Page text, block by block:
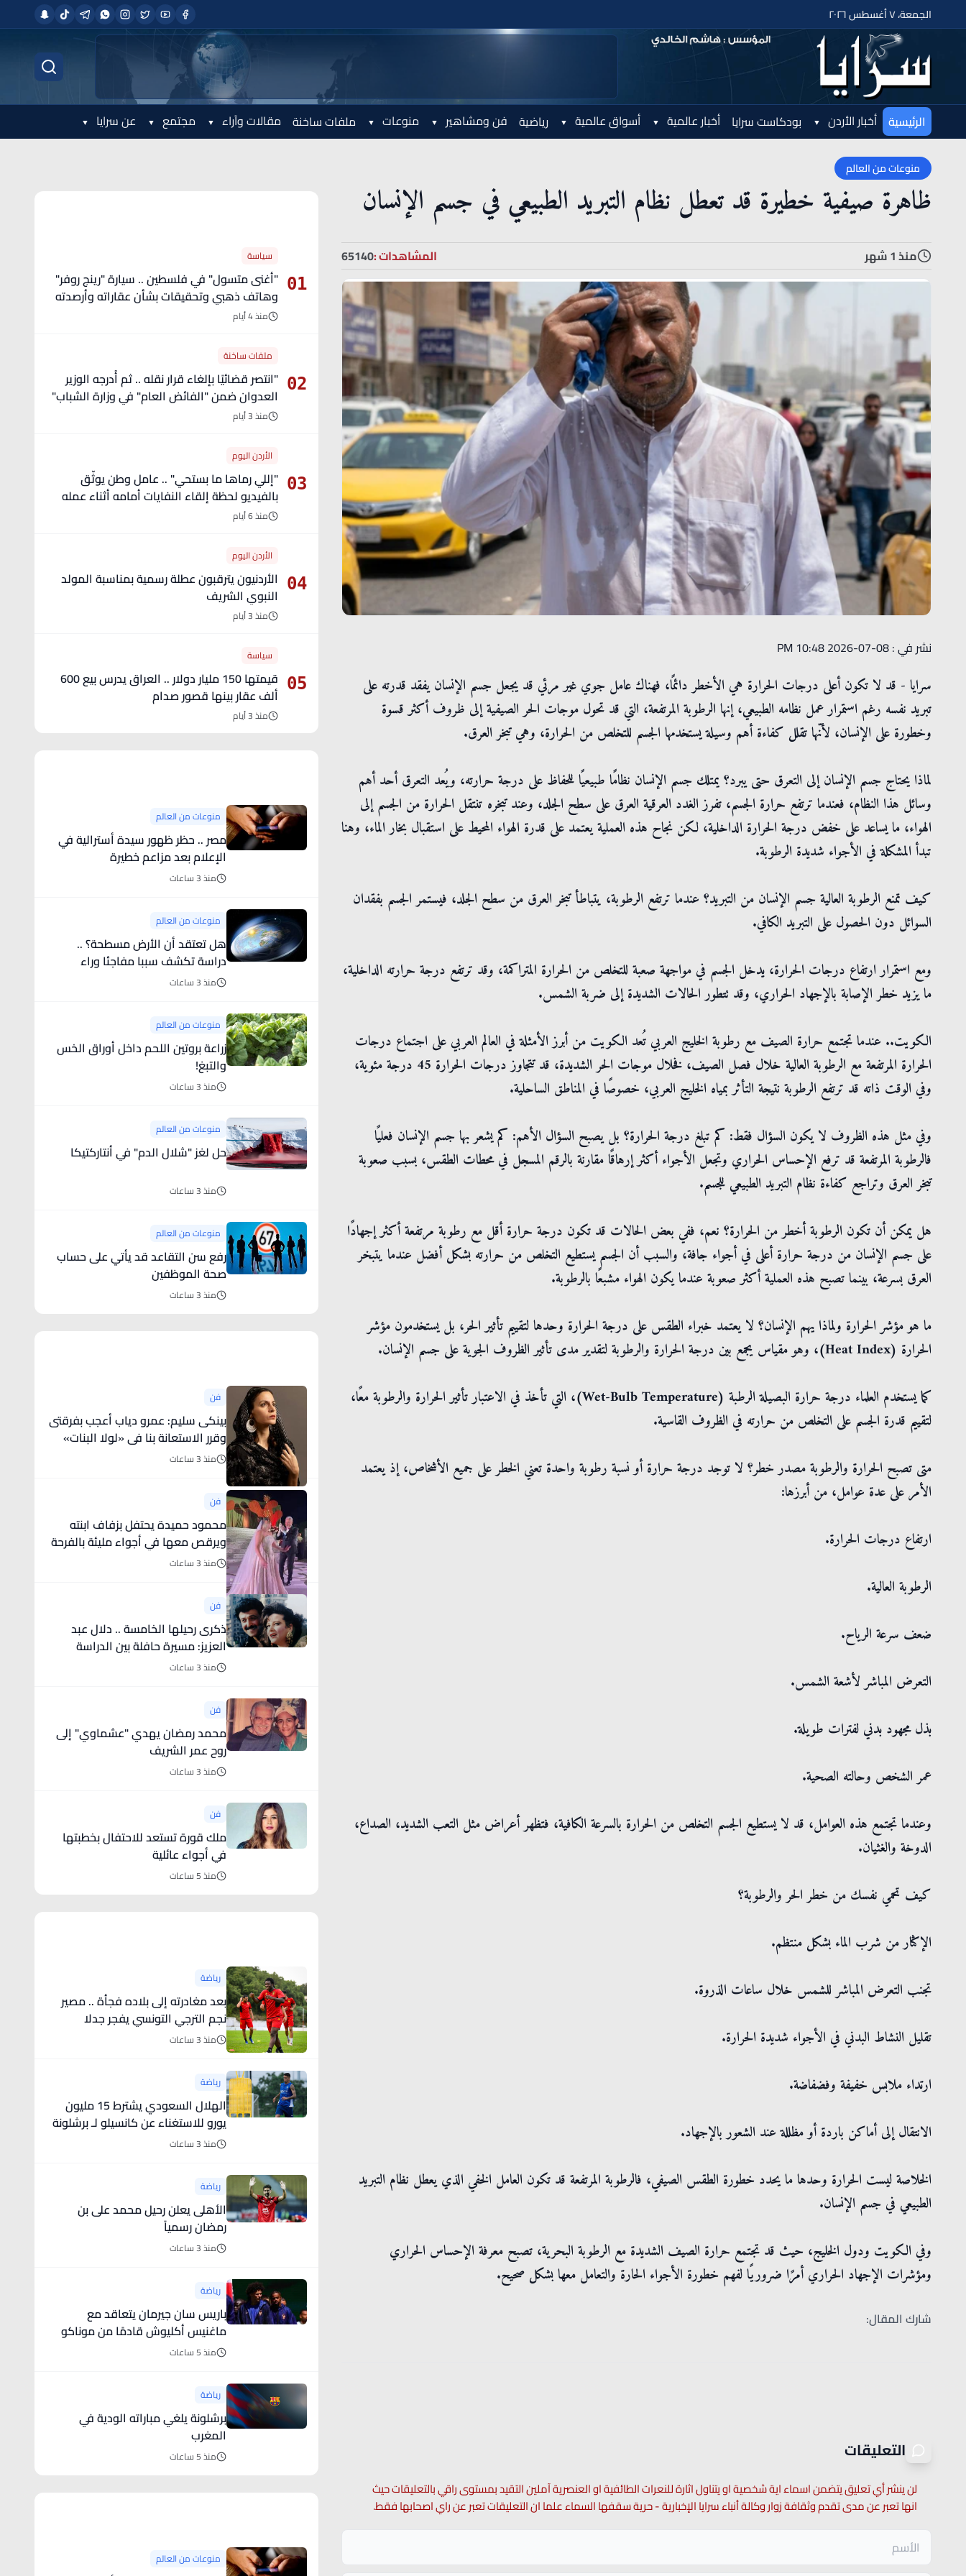
الجمعة، ٧ أغسطس ٢٠٢٦
الرئيسية أخبار الأردن بودكاست سرايا أخبار عالمية أسواق عالمية رياضية فن ومشاهير منوعات ملفات ساخنة مقالات وآراء مجتمع عن سرايا
منوعات من العالم
ظاهرة صيفية خطيرة قد تعطل نظام التبريد الطبيعي في جسم الإنسان
منذ 1 شهر المشاهدات :65140
نشر في : 08-07-2026 10:48 PM
سرايا - قد لا تكون أعلى درجات الحرارة هي الأخطر دائمًا، فهناك عامل جوي غير مرئي قد يجعل جسم الإنسان يفقد قدرته على
تبريد نفسه رغم استمرار عمل نظامه الطبيعي، إنها الرطوبة المرتفعة، التي قد تحول موجات الحر الصيفية إلى ظروف أكثر قسوة
وخطورة على الإنسان، لأنّها تقلل كفاءة أهم وسيلة يستخدمها الجسم للتخلص من الحرارة، وهي تبخر العرق.
لماذا يحتاج جسم الإنسان إلى التعرق حتى يبرد؟ يمتلك جسم الإنسان نظامًا طبيعيًا للحفاظ على درجة حرارته، ويُعد التعرق أحد أهم
وسائل هذا النظام، فعندما ترتفع حرارة الجسم، تفرز الغدد العرقية العرق على سطح الجلد، وعند تبخره تنتقل الحرارة من الجسم إلى
الهواء، ما يساعد على خفض درجة الحرارة الداخلية، لكن نجاح هذه العملية يعتمد على قدرة الهواء المحيط على استقبال بخار الماء، وهنا
تبدأ المشكلة في الأجواء شديدة الرطوبة.
كيف تمنع الرطوبة العالية جسم الإنسان من التبريد؟ عندما ترتفع الرطوبة، يتباطأ تبخر العرق من سطح الجلد، فيستمر الجسم بفقدان
السوائل دون الحصول على التبريد الكافي.
ومع استمرار ارتفاع درجات الحرارة، يدخل الجسم في مواجهة صعبة للتخلص من الحرارة المتراكمة، وقد ترتفع درجة حرارته الداخلية،
ما يزيد خطر الإصابة بالإجهاد الحراري، وقد تتطور الحالات الشديدة إلى ضربة الشمس.
الكويت.. عندما تجتمع حرارة الصيف مع رطوبة الخليج العربي تُعد الكويت من أبرز الأمثلة في العالم العربي على اجتماع درجات
الحرارة المرتفعة مع الرطوبة العالية خلال فصل الصيف، فخلال موجات الحر الشديدة، قد تتجاوز درجات الحرارة 45 درجة مئوية،
وفي الوقت ذاته قد ترتفع الرطوبة نتيجة التأثر بمياه الخليج العربي، خصوصًا في المناطق الساحلية.
وفي مثل هذه الظروف لا يكون السؤال فقط: كم تبلغ درجة الحرارة؟ بل يصبح السؤال الأهم: كم يشعر بها جسم الإنسان فعليًا
فالرطوبة المرتفعة قد ترفع الإحساس الحراري وتجعل الأجواء أكثر إرهاقًا مقارنة بالرقم المسجل في محطات الطقس، بسبب صعوبة
تبخر العرق وتراجع كفاءة نظام التبريد الطبيعي للجسم.
هل يمكن أن تكون الرطوبة أخطر من الحرارة؟ نعم، ففي بعض الحالات قد تكون درجة حرارة أقل مع رطوبة مرتفعة أكثر إجهادًا
على جسم الإنسان من درجة حرارة أعلى في أجواء جافة، والسبب أن الجسم يستطيع التخلص من حرارته بشكل أفضل عندما يتبخر
العرق بسرعة، بينما تصبح هذه العملية أكثر صعوبة عندما يكون الهواء مشبعًا بالرطوبة.
ما هو مؤشر الحرارة ولماذا يهم الإنسان؟ لا يعتمد خبراء الطقس على درجة الحرارة وحدها لتقييم تأثير الحر، بل يستخدمون مؤشر
الحرارة (Heat Index)، وهو مقياس يجمع بين درجة الحرارة والرطوبة لتقدير مدى تأثير الظروف الجوية على جسم الإنسان.
كما يستخدم العلماء درجة حرارة البصيلة الرطبة (Wet-Bulb Temperature)، التي تأخذ في الاعتبار تأثير الحرارة والرطوبة معًا،
لتقييم قدرة الجسم على التخلص من حرارته في الظروف القاسية.
متى تصبح الحرارة والرطوبة مصدر خطر؟ لا توجد درجة حرارة أو نسبة رطوبة واحدة تعني الخطر على جميع الأشخاص، إذ يعتمد
الأمر على عدة عوامل، من أبرزها:
ارتفاع درجات الحرارة.
الرطوبة العالية.
ضعف سرعة الرياح.
التعرض المباشر لأشعة الشمس.
بذل مجهود بدني لفترات طويلة.
عمر الشخص وحالته الصحية.
وعندما تجتمع هذه العوامل، قد لا يستطيع الجسم التخلص من الحرارة بالسرعة الكافية، فتظهر أعراض مثل التعب الشديد، الصداع،
الدوخة والغثيان.
كيف تحمي نفسك من خطر الحر والرطوبة؟
الإكثار من شرب الماء بشكل منتظم.
تجنب التعرض المباشر للشمس خلال ساعات الذروة.
تقليل النشاط البدني في الأجواء شديدة الحرارة.
ارتداء ملابس خفيفة وفضفاضة.
الانتقال إلى أماكن باردة أو مظللة عند الشعور بالإجهاد.
الخلاصة ليست الحرارة وحدها ما يحدد خطورة الطقس الصيفي، فالرطوبة المرتفعة قد تكون العامل الخفي الذي يعطل نظام التبريد
الطبيعي في جسم الإنسان.
وفي الكويت ودول الخليج، حيث قد تجتمع حرارة الصيف الشديدة مع الرطوبة البحرية، تصبح معرفة الإحساس الحراري
ومؤشرات الإجهاد الحراري أمرًا ضروريًا لفهم خطورة الأجواء الحارة والتعامل معها بشكل صحيح.
شارك المقال:
التعليقات
لن ينشر أي تعليق يتضمن اسماء اية شخصية او يتناول اثارة للنعرات الطائفية او العنصرية آملين التقيد بمستوى راقي بالتعليقات حيث
انها تعبر عن مدى تقدم وثقافة زوار وكالة أنباء سرايا الإخبارية - حرية سقفها السماء علما ان التعليقات تعبر عن راي اصحابها فقط.
01
سياسة
"أغنى متسول" في فلسطين .. سيارة "رينج روفر"
وهاتف ذهبي وتحقيقات بشأن عقاراته وأرصدته
منذ 4 أيام
02
ملفات ساخنة
"انتصر قضائيًا بإلغاء قرار نقله .. ثم أُدرجه الوزير
العدوان ضمن "الفائض العام" في وزارة الشباب"
- تفاصيل
منذ 3 أيام
03
الأردن اليوم
"إللي رماها ما بستحي" .. عامل وطن يوثّق
بالفيديو لحظة إلقاء النفايات أمامه أثناء عمله
منذ 6 أيام
04
الأردن اليوم
الأردنيون يترقبون عطلة رسمية بمناسبة المولد
النبوي الشريف
منذ 3 أيام
05
سياسة
قيمتها 150 مليار دولار .. العراق يدرس بيع 600
ألف عقار بينها قصور صدام
منذ 3 أيام
منوعات من العالم
مصر .. حظر ظهور سيدة أسترالية في
الإعلام بعد مزاعم خطيرة
منذ 3 ساعات
منوعات من العالم
هل تعتقد أن الأرض مسطحة؟ ..
دراسة تكشف سببا مفاجئا وراء
الإيمان بنظريات المؤامرة
منذ 3 ساعات
منوعات من العالم
زراعة بروتين اللحم داخل أوراق الخس
والتبغ!
منذ 3 ساعات
منوعات من العالم
حل لغز "شلال الدم" في أنتاركتيكا
منذ 3 ساعات
منوعات من العالم
رفع سن التقاعد قد يأتي على حساب
صحة الموظفين
منذ 3 ساعات
فن
بينكى سليم: عمرو دياب أعجب بفرقتى
وقرر الاستعانة بنا فى «لولا البنات»
منذ 3 ساعات
فن
محمود حميدة يحتفل بزفاف ابنته
ويرقص معها في أجواء مليئة بالفرحة
.. منذ 3 ساعات
فن
ذكرى رحيلها الخامسة .. دلال عبد
العزيز: مسيرة حافلة بين الدراسة
والمسرح
منذ 3 ساعات
فن
محمد رمضان يهدي "عشماوي" إلى
روح عمر الشريف
منذ 3 ساعات
فن
ملك قورة تستعد للاحتفال بخطبتها
في أجواء عائلية
منذ 5 ساعات
رياضة
بعد مغادرته إلى بلاده فجأة .. مصير
نجم الترجي التونسي يفجر جدلا
منذ 3 ساعات
رياضة
الهلال السعودي يشترط 15 مليون
يورو للاستغناء عن كانسيلو لـ برشلونة
منذ 3 ساعات
رياضة
الأهلى يعلن رحيل محمد على بن
رمضان رسمياً
منذ 3 ساعات
رياضة
باريس سان جيرمان يتعاقد مع
ماغنيس أكليوش قادمًا من موناكو
منذ 5 ساعات
رياضة
برشلونة يلغي مباراته الودية في
المغرب
منذ 5 ساعات
منوعات من العالم